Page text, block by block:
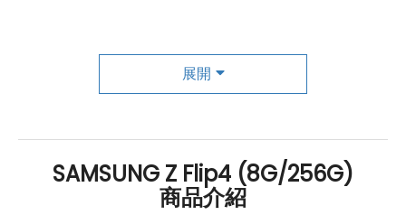
傑昇尊榮會員除了可以「消費集點兌換商品」，每半
年還有「200元配件購物金」，每年再送「VIP生日
展開
SAMSUNG Z Flip4 (8G/256G)
商品介紹